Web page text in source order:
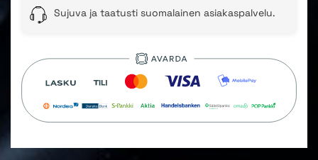
Sujuva ja taatusti suomalainen asiakaspalvelu.